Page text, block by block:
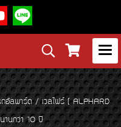
ถอัลพาร์ด / เวลไฟร์ ( ALPHARD
นกว่า 10 ปี